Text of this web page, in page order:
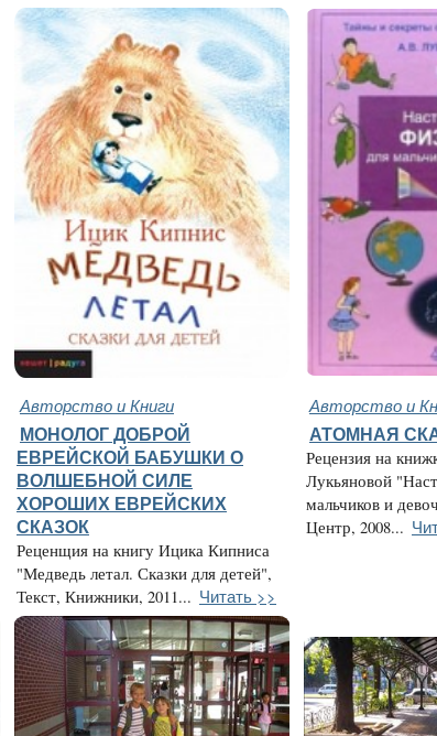
Авторство и Книги Авторство и
МОНОЛОГ ДОБРОЙ
ЕВРЕЙСКОЙ БАБУШКИ О
ВОЛШЕБНОЙ СИЛЕ
ХОРОШИХ ЕВРЕЙСКИХ
СКАЗОК
Реценщия на книгу Ицика Кипниса
"Медведь летал. Сказки для детей",
Текст, Книжники, 2011... Читать >>
АТОМНАЯ
Рецензия на
Лукьяновой
мальчиков и
Центр, 2008...